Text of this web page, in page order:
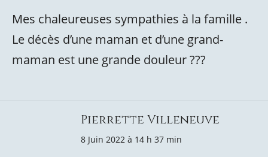
Mes chaleureuses sympathies à la famille .
Le décès d’une maman et d’une grand-
maman est une grande douleur ???
Pierrette Villeneuve
8 Juin 2022 à 14 h 37 min